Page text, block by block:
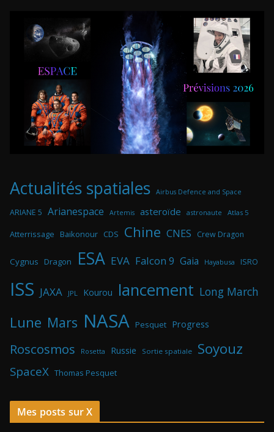
Actualités spatiales Airbus Defence and Space
ARIANE 5 Arianespace Artemis asteroïde astronaute Atlas 5
Atterrissage Baikonour CDS Chine CNES Crew Dragon
Cygnus Dragon ESA EVA Falcon 9 Gaia Hayabusa ISRO
ISS JAXA JPL Kourou lancement Long March
Lune Mars NASA Pesquet Progress
Roscosmos Rosetta Russie Sortie spatiale Soyouz
SpaceX Thomas Pesquet
Mes posts sur X